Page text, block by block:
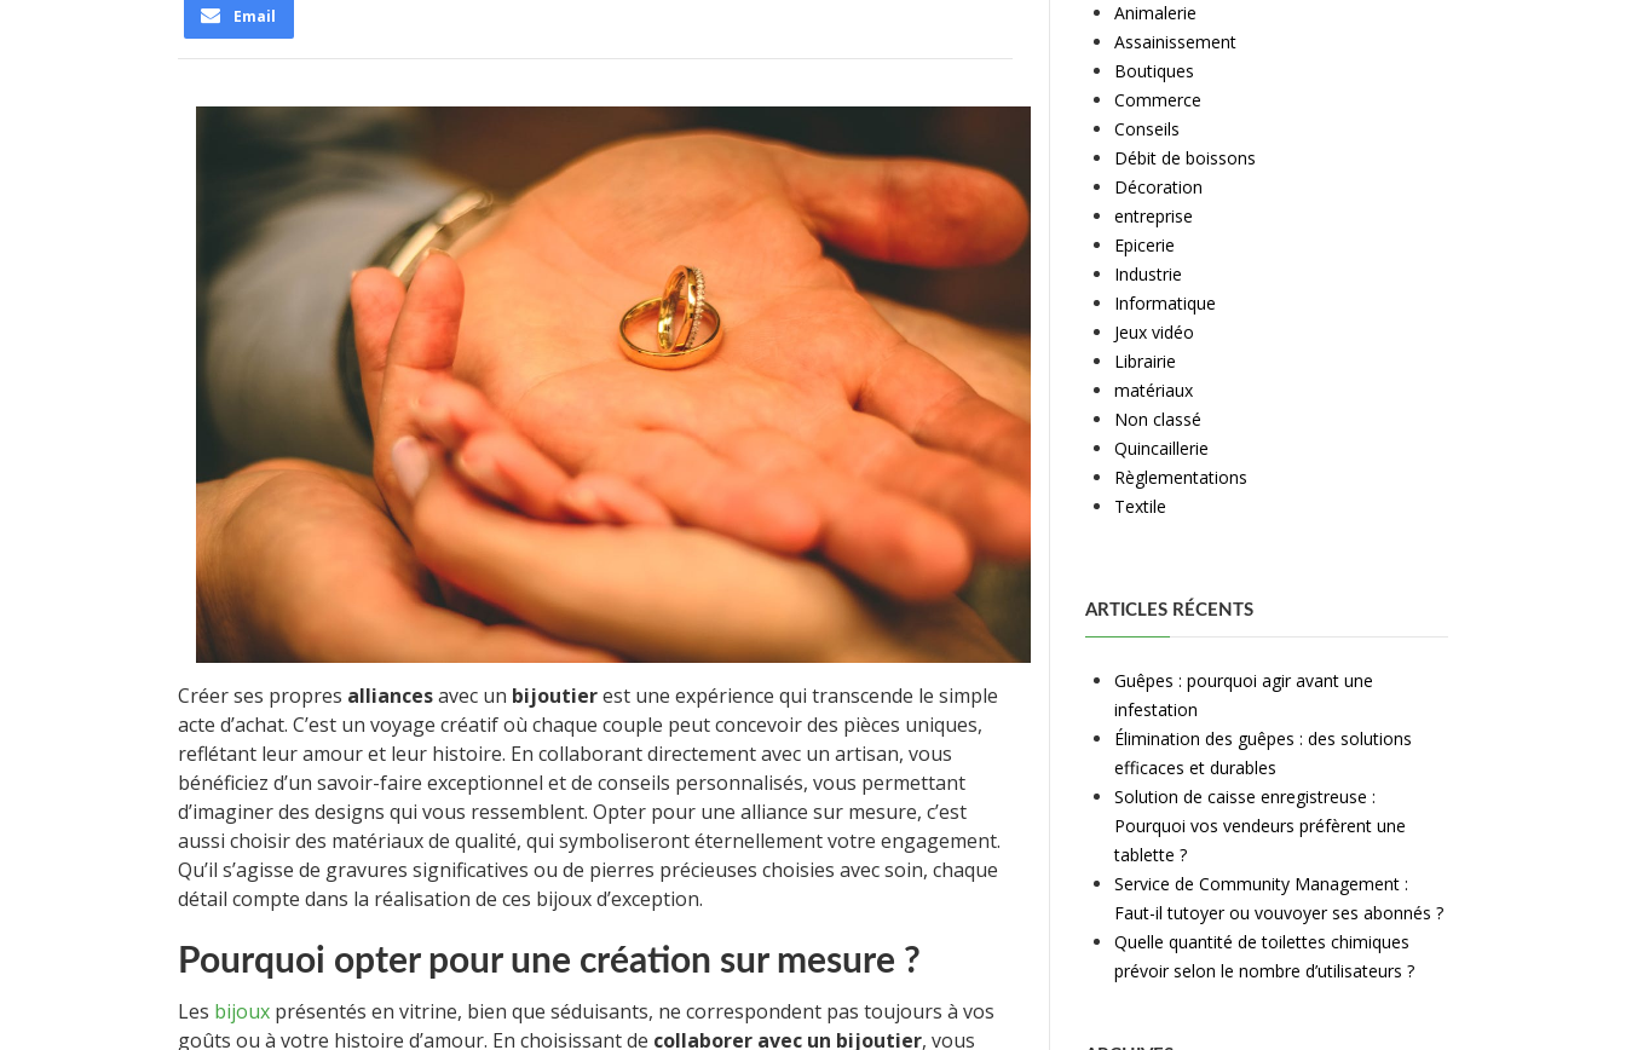
Email
Créer ses propres alliancesavec un bijoutierest une expérience qui transcende le simple
acte d’achat. C’est un voyage créatif où chaque couple peut concevoir des pièces uniques,
reflétant leur amour et leur histoire. En collaborant directement avec un artisan, vous
bénéficiez d’un savoir-faire exceptionnel et de conseils personnalisés, vous permettant
d’imaginer des designs qui vous ressemblent. Opter pour une alliance sur mesure, c’est
aussi choisir des matériaux de qualité, qui symboliseront éternellement votre engagement.
Qu’il s’agisse de gravures significatives ou de pierres précieuses choisies avec soin, chaque
détail compte dans la réalisation de ces bijoux d’exception.
Pourquoi opter pour une création sur mesure ?
Les bijoux présentés en vitrine, bien que séduisants, ne correspondent pas toujours à vos
goûts ou à votre histoire d’amour. En choisissant de collaborer avec un bijoutier, vous
Animalerie
Assainissement
Boutiques
Commerce
Conseils
Débit de boissons
Décoration
entreprise
Epicerie
Industrie
Informatique
Jeux vidéo
Librairie
matériaux
Non classé
Quincaillerie
Règlementations
Textile
ARTICLES RÉCENTS
Guêpes : pourquoi agir avant une
infestation
Élimination des guêpes : des solutions
efficaces et durables
Solution de caisse enregistreuse :
Pourquoi vos vendeurs préfèrent une
tablette ?
Service de Community Management :
Faut-il tutoyer ou vouvoyer ses abonnés ?
Quelle quantité de toilettes chimiques
prévoir selon le nombre d’utilisateurs ?